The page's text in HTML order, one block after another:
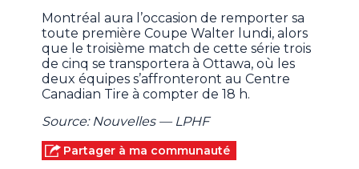
Montréal aura l’occasion de remporter sa
toute première Coupe Walter lundi, alors
que le troisième match de cette série trois
de cinq se transportera à Ottawa, où les
deux équipes s’affronteront au Centre
Canadian Tire à compter de 18 h.
Source: Nouvelles — LPHF
Partager à ma communauté